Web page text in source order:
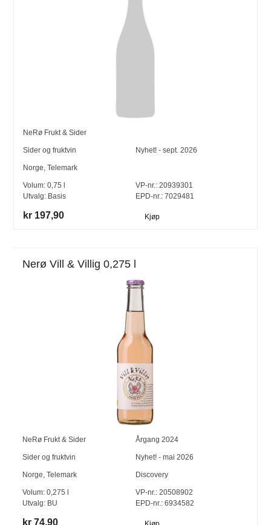
NeRø Frukt & Sider
Sider og fruktvin Nyhet! - sept. 2026
Norge ,Telemark
Volum:0,75 l
Utvalg: Basis
VP-nr.: 20939301
EPD-nr.: 7029481
kr 197,90 Kjøp
Nerø Vill & Villig 0,275 l
NeRø Frukt & Sider Årgang 2024
Sider og fruktvin Nyhet! - mai 2026
Norge ,Telemark Discovery
Volum:0,275 l
Utvalg: BU
VP-nr.:20508902
EPD-nr.: 6934582
kr 74,90